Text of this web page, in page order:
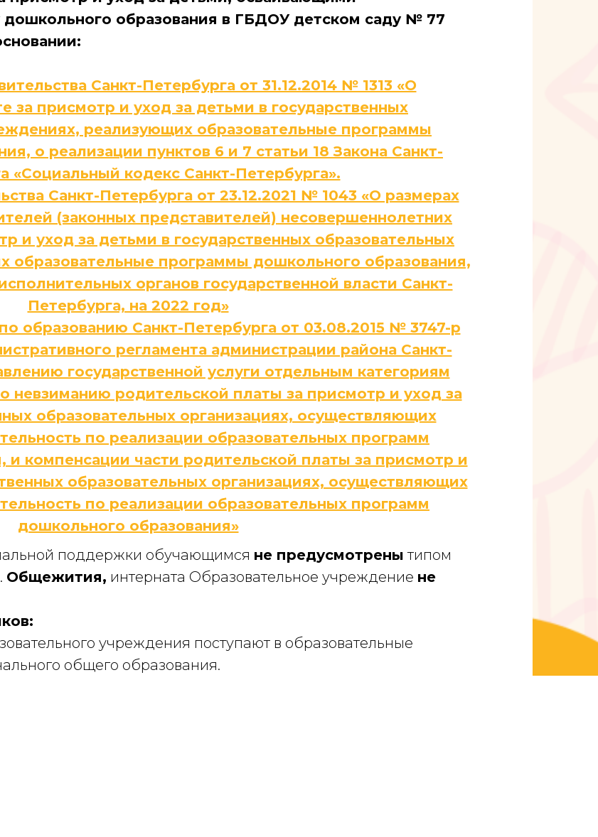
дошкольного образования в ГБДОУ детском саду № 77
Санкт-Петербурга от 31.12.2014 № 1313 «О
за присмотр и уход за детьми в государственных
реализующих образовательные программы
о реализации пунктов 6 и 7 статьи 18 Закона Санкт-
«Социальный кодекс Санкт-Петербурга».
Санкт-Петербурга от 23.12.2021 № 1043 «О размерах
(законных представителей) несовершеннолетних
и уход за детьми в государственных образовательных
образовательные программы дошкольного образования,
органов государственной власти Санкт-
Петербурга, на 2022 год»
образованию Санкт-Петербурга от 03.08.2015 № 3747-р
регламента администрации района Санкт-
государственной услуги отдельным категориям
родительской платы за присмотр и уход за
образовательных организациях, осуществляющих
по реализации образовательных программ
и компенсации части родительской платы за присмотр и
образовательных организациях, осуществляющих
по реализации образовательных программ
дошкольного образования»
поддержки обучающимся не предусмотрены типом
Общежития, интерната Образовательное учреждение не
учреждения поступают в образовательные
общего образования.